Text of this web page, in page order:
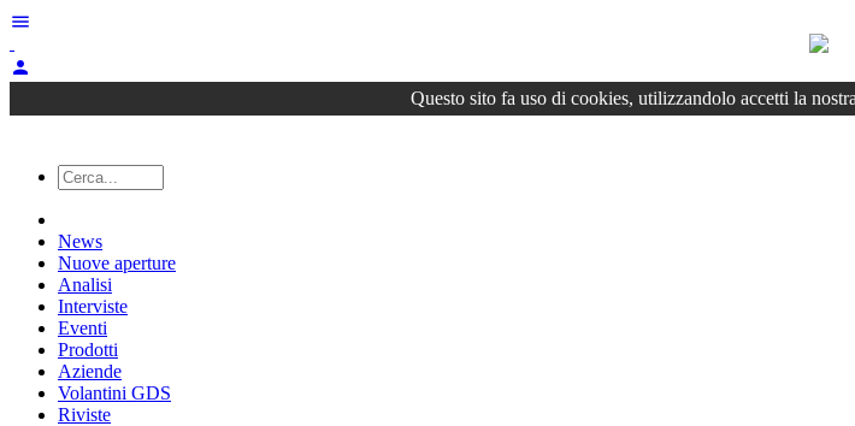
menu
person
Questo sito fa uso di cookies, utilizzandolo accetti la nostra
News
Nuove aperture
Analisi
Interviste
Eventi
Prodotti
Aziende
Volantini GDS
Riviste